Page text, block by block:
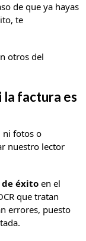
de que ya hayas
te
otros del
la factura es
ni fotos o
nuestro lector
de éxito en el
que tratan
errores, puesto